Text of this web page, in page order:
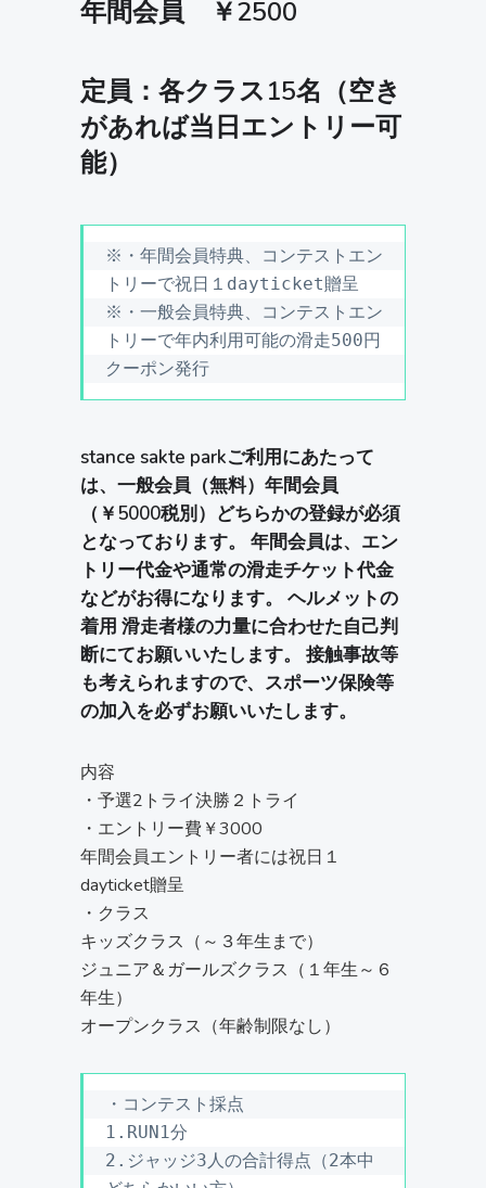
年間会員 ￥2500
定員：各クラス15名（空き
があれば当日エントリー可
能）
※・年間会員特典、コンテストエン
トリーで祝日１dayticket贈呈
※・一般会員特典、コンテストエン
トリーで年内利用可能の滑走500円
クーポン発行
stance sakte parkご利用にあたって
は、一般会員（無料）年間会員
（￥5000税別）どちらかの登録が必須
となっております。 年間会員は、エン
トリー代金や通常の滑走チケット代金
などがお得になります。 ヘルメットの
着用 滑走者様の力量に合わせた自己判
断にてお願いいたします。 接触事故等
も考えられますので、スポーツ保険等
の加入を必ずお願いいたします。
内容
・予選2トライ決勝２トライ
・エントリー費￥3000
年間会員エントリー者には祝日１
dayticket贈呈
・クラス
キッズクラス（～３年生まで）
ジュニア＆ガールズクラス（１年生～６
年生）
オープンクラス（年齢制限なし）
・コンテスト採点
1.RUN1分
2.ジャッジ3人の合計得点（2本中